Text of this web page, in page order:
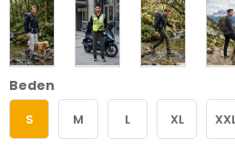
Beden
S M L XL